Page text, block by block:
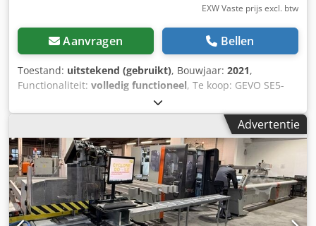
EXW Vaste prijs excl. btw
Aanvragen Bellen
Toestand: uitstekend (gebruikt), Bouwjaar: 2021,
Functionaliteit: volledig functioneel, Te koop: GEVO SE5-
2E/Z machine voor kozijnproductie. Het apparaat is
aangeschaft voor een specifiek project dat uiteindelijk niet
is gerealiseerd. De machine is slechts enkele keren
gebruikt en verkeert daarom in zeer goede staat. Sinds de
aankoop is hij slechts sporadisch ingezet. Gegevens van
het typeplaatje: Fabrikant: GEVO Type: SE5-2E/Z
Serienummer: 571 Bouwjaar: 2021 Bedrijfsdruk: 7 bar
Chjdpfx Aey T Eu Hohfsa Toerental: 2500 omw/min Land
van productie: Duitsland De machine is afkomstig van
Advertentie